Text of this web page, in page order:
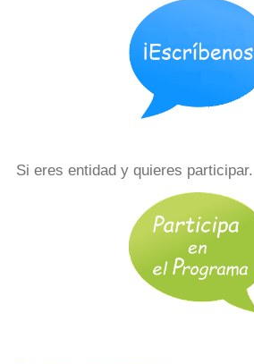
Si eres entidad y quieres